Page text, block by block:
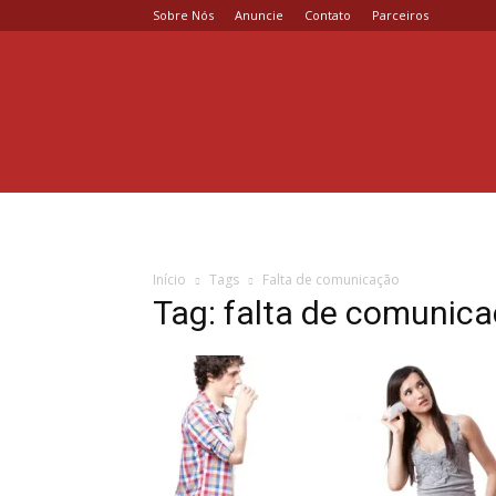
Sobre Nós Anuncie Contato Parceiros
Início Tags Falta de comunicação
Tag: falta de